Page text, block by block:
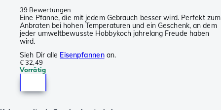
39 Bewertungen
Eine Pfanne, die mit jedem Gebrauch besser wird. Perfekt zum
Anbraten bei hohen Temperaturen und ein Geschenk, an dem
jeder umweltbewusste Hobbykoch jahrelang Freude haben
wird.
Sieh Dir alle Eisenpfannenan.
€ 32,49
Vorrätig